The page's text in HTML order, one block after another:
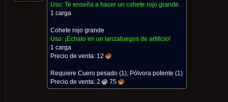
Uso: Te enseña a hacer un cohete rojo grande.
1 carga
Cohete rojo grande
Uso: ¡Échalo en un lanzafuegos de artificio!
1 carga
Precio de venta: 12
Requiere Cuero pesado (1), Pólvora potente (1)
Precio de venta: 2 75